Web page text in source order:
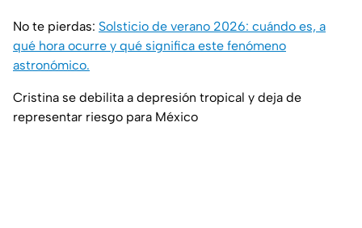
No te pierdas: Solsticio de verano 2026: cuándo es, a
qué hora ocurre y qué significa este fenómeno
astronómico.
Cristina se debilita a depresión tropical y deja de
representar riesgo para México